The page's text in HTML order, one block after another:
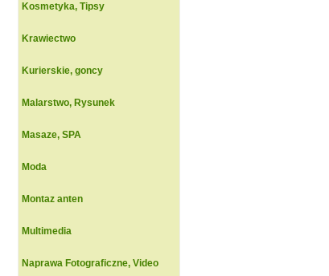
Kosmetyka, Tipsy
Krawiectwo
Kurierskie, goncy
Malarstwo, Rysunek
Masaze, SPA
Moda
Montaz anten
Multimedia
Naprawa Fotograficzne, Video